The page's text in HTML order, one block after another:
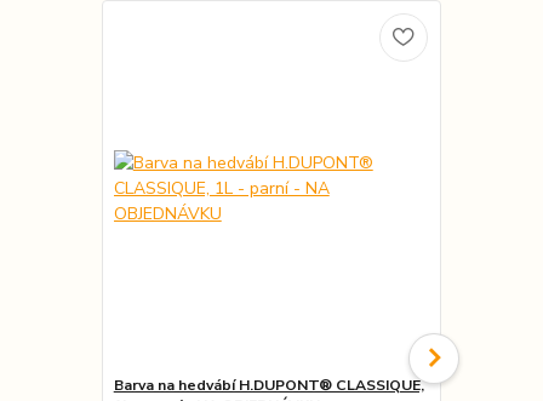
Barva na hedvábí H.DUPONT® CLASSIQUE,